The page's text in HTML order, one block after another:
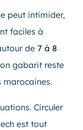
peut intimider,
faciles à
de7 à 8
gabarit reste
marocaines.
Circuler
est tout